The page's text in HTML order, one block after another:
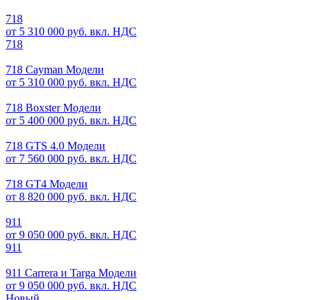
718
от 5 310 000 руб. вкл. НДС
718
718 Cayman Модели
от 5 310 000 руб. вкл. НДС
718 Boxster Модели
от 5 400 000 руб. вкл. НДС
718 GTS 4.0 Модели
от 7 560 000 руб. вкл. НДС
718 GT4 Модели
от 8 820 000 руб. вкл. НДС
911
от 9 050 000 руб. вкл. НДС
911
911 Carrera и Targa Модели
от 9 050 000 руб. вкл. НДС